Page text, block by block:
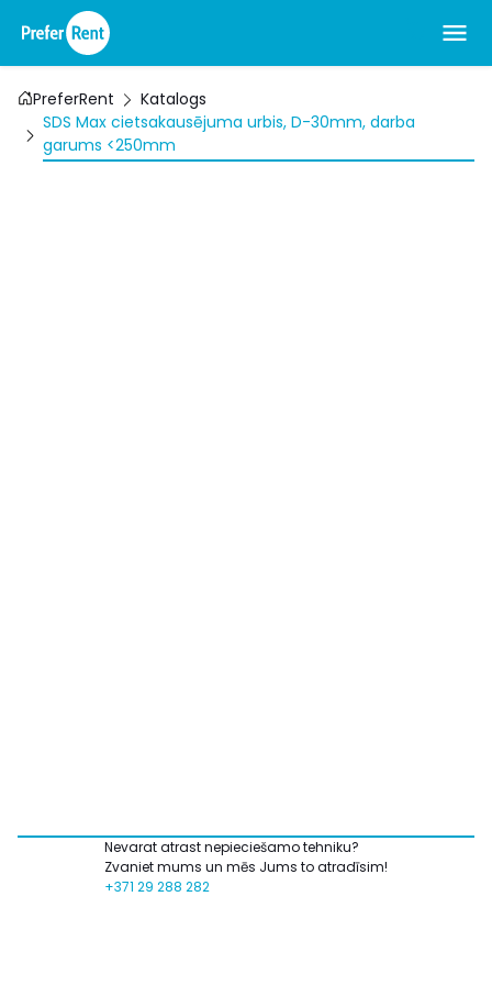
PreferRent
Katalogs
SDS Max cietsakausējuma urbis, D-30mm, darba
garums <250mm
Nevarat atrast nepieciešamo tehniku?
Zvaniet mums un mēs Jums to atradīsim!
+371 29 288 282